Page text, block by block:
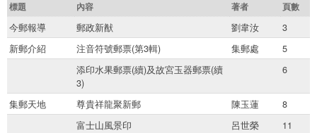
標題 內容 著者 頁數
今郵報導 郵政新猷 劉韋汝
3
新郵介紹
注音符號郵票(第3輯) 集郵處
5
添印水果郵票(續)及故宮玉器郵票(續
3)
6
集郵天地 尊貴祥龍聚新郵 陳玉蓮
8
富士山風景印
呂世榮
11